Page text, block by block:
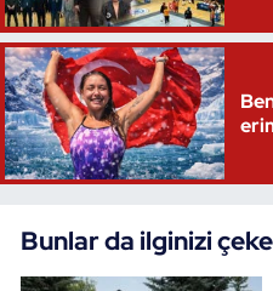
Bunlar da ilginizi